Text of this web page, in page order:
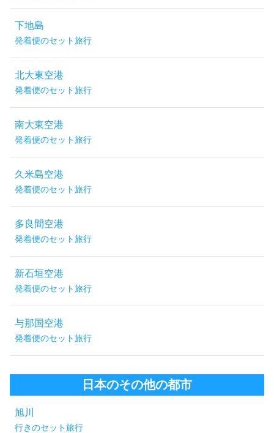
下地島
発着便のセット旅行
北大東空港
発着便のセット旅行
南大東空港
発着便のセット旅行
久米島空港
発着便のセット旅行
多良間空港
発着便のセット旅行
新石垣空港
発着便のセット旅行
与那国空港
発着便のセット旅行
日本のその他の都市
旭川
行きのセット旅行